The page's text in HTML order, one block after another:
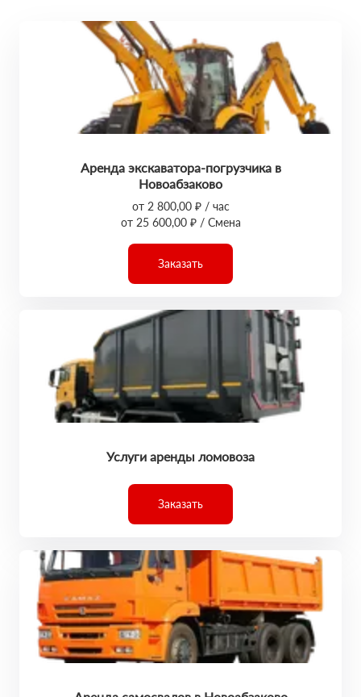
Аренда экскаватора-погрузчика в
Новоабзаково
от 2 800,00 ₽ / час
от 25 600,00 ₽ / Смена
Заказать
Услуги аренды ломовоза
Заказать